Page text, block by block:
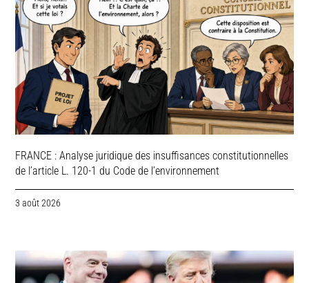
FRANCE : Analyse juridique des insuffisances constitutionnelles
de l’article L. 120-1 du Code de l’environnement
3 août 2026